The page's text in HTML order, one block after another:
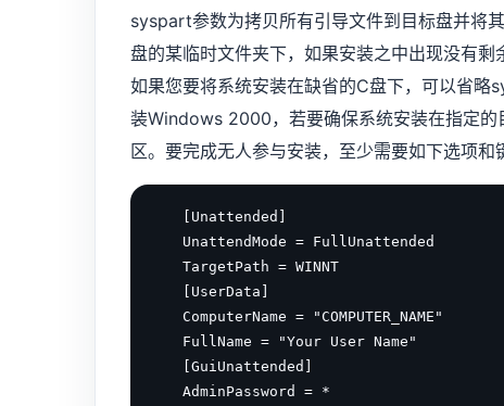
syspart参数为拷贝所有引导文件到目标盘并将
盘的某临时文件夹下，如果安装之中出现没有剩
如果您要将系统安装在缺省的C盘下，可以省
装Windows 2000，若要确保系统安装在指定
区。要完成无人参与安装，至少需要如下选项和
[Unattended]
UnattendMode = FullUnattended
TargetPath = WINNT
[UserData]
ComputerName = "COMPUTER_NAME"
FullName = "Your User Name"
[GuiUnattended]
AdminPassword = *